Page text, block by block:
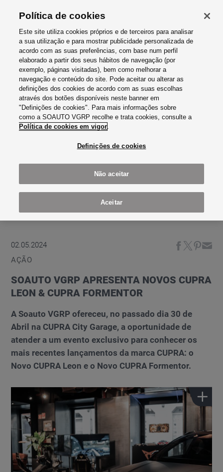
SOAUTO VGRP- COMÉRCIO DE
AUTOMÓVEIS, SA
NOTÍCIAS
Experimente o desempenho de um automóvel ao mais alto
o seu CUPRA favorito.
Soauto VGRP apresenta Novos CUPRA Leon & CUPRA
02.05.2024
AÇÃO
SOAUTO VGRP APRESENTA NOVOS CUPRA
LEON & CUPRA FORMENTOR
A Soauto VGRP ofereceu, no passado dia 30 de
Abril na CUPRA City Garage, a oportunidade de
atender a um evento exclusivo para conhecer os
mais recentes lançamentos da marca CUPRA: o
Novo CUPRA Leon e o Novo CUPRA Formentor.
Política de cookies
Este site utiliza cookies próprios e de terceiros para analisar
a sua utilização e para mostrar publicidade personalizada de
acordo com as suas preferências, com base num perfil
elaborado a partir dos seus hábitos de navegação (por
exemplo, páginas visitadas), bem como melhorar a
navegação e conteúdo do site. Pode aceitar ou alterar as
definições dos cookies de acordo com as suas escolhas
através dos botões disponíveis neste banner em
"Definições de cookies". Para mais informações sobre
como a SOAUTO VGRP recolhe e trata cookies, consulte a
Política de cookies em vigor.
Definições de cookies
Não aceitar
Aceitar